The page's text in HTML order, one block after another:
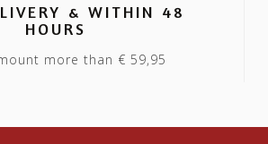
& WITHIN 48
HOURS
more than € 59,95